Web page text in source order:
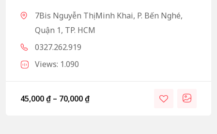
7Bis Nguyễn Thị Minh Khai, P. Bến Nghé,
Quận 1, TP. HCM
0327.262.919
Views: 1.090
45,000₫ – 70,000₫